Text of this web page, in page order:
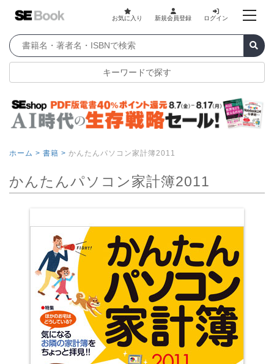
お気に入り 新規会員登録 ログイン
キーワードで探す
ホーム > 書籍 > かんたんパソコン家計簿2011
かんたんパソコン家計簿2011